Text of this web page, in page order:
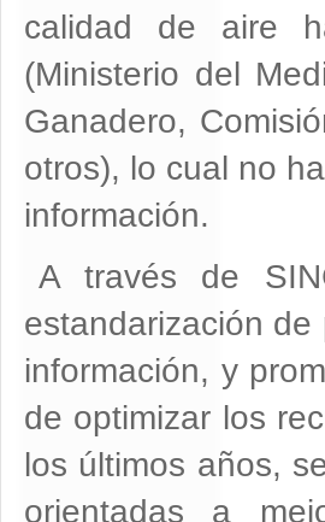
calidad de aire
(Ministerio del
Ganadero,
otros), lo cual no
información.
A través de
estandarización
información, y
de optimizar los
los últimos años,
orientadas a